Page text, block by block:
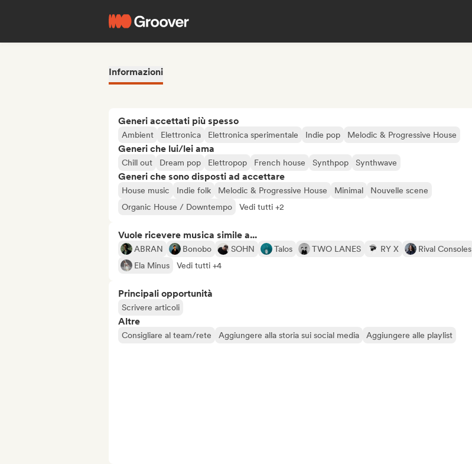
Informazioni
Generi accettati più spesso
Ambient Elettronica Elettronica sperimentale Indie pop Melodic & Progressive House
Generi che lui/lei ama
Chill out Dream pop Elettropop French house Synthpop Synthwave
Generi che sono disposti ad accettare
House music Indie folk Melodic & Progressive House Minimal
Nouvelle scene
Organic House / Downtempo
Vedi tutti +2
Vuole ricevere musica simile a...
ABRAN Bonobo SOHN Talos TWO LANES RY X
Rival Consoles
Ela Minus
Vedi tutti +4
Principali opportunità
Scrivere articoli
Altre
Consigliare al team/rete Aggiungere alla storia sui social media Aggiungere alle playlist